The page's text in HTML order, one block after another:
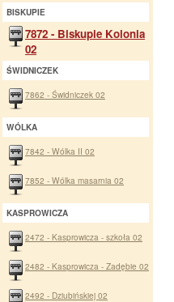
BISKUPIE
7872 - Biskupie Kolonia
02
ŚWIDNICZEK
7862 - Świdniczek 02
WÓLKA
7842 - Wólka II 02
7852 - Wólka masarnia 02
KASPROWICZA
2472 - Kasprowicza - szkoła 02
2482 - Kasprowicza - Zadębie 02
2492 - Dziubińskiej 02